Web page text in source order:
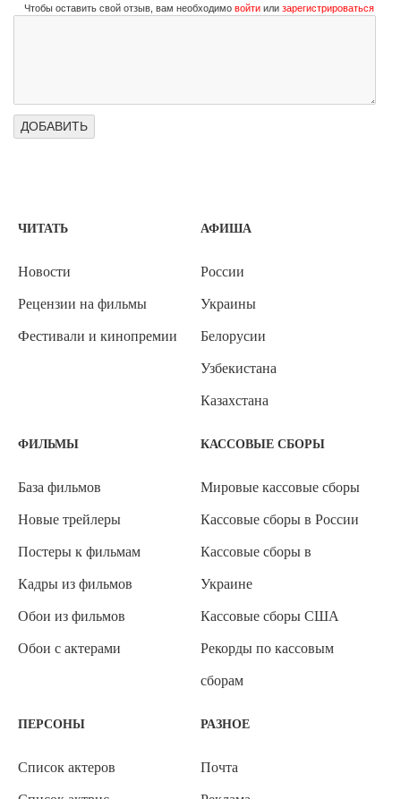
Чтобы оставить свой отзыв, вам необходимо войти или зарегистрироваться
ЧИТАТЬ
Новости
Рецензии на фильмы
Фестивали и кинопремии
АФИША
России
Украины
Белорусии
Узбекистана
Казахстана
ФИЛЬМЫ
База фильмов
Новые трейлеры
Постеры к фильмам
Кадры из фильмов
Обои из фильмов
Обои с актерами
КАССОВЫЕ СБОРЫ
Мировые кассовые сборы
Кассовые сборы в России
Кассовые сборы в
Украине
Кассовые сборы США
Рекорды по кассовым
сборам
ПЕРСОНЫ
Список актеров
РАЗНОЕ
Почта